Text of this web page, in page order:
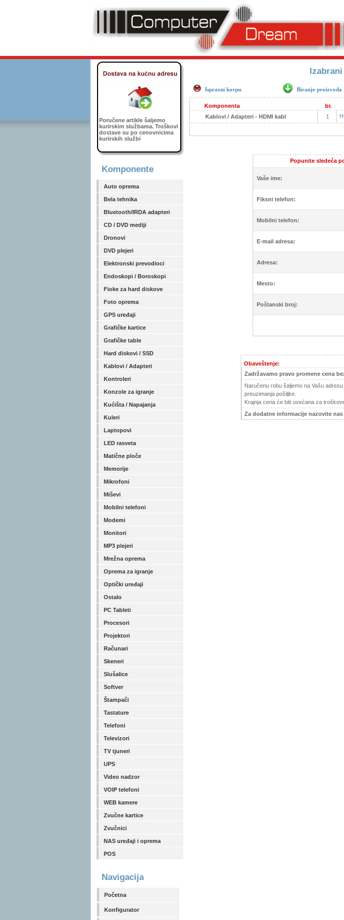
Poručene artikle šaljemo
kurirskim službama. Troškovi
dostave su po cenovnicima
kurirskih službi
Komponente
Auto oprema
Bela tehnika
Bluetooth/IRDA adapteri
CD / DVD mediji
Dronovi
DVD plejeri
Elektronski prevodioci
Endoskopi / Boroskopi
Fioke za hard diskove
Foto oprema
GPS uređaji
Grafičke kartice
Grafičke table
Hard diskovi / SSD
Kablovi / Adapteri
Kontroleri
Konzole za igranje
Kućišta / Napajanja
Kuleri
Laptopovi
LED rasveta
Matične ploče
Memorije
Mikrofoni
Miševi
Mobilni telefoni
Modemi
Monitori
MP3 plejeri
Mrežna oprema
Oprema za igranje
Optički uređaji
Ostalo
PC Tableti
Procesori
Projektori
Računari
Skeneri
Slušalice
Softver
Štampači
Tastature
Telefoni
Televizori
TV tjuneri
UPS
Video nadzor
VOIP telefoni
WEB kamere
Zvučne kartice
Zvučnici
NAS uređaji i oprema
POS
Navigacija
Početna
Konfigurator
Isprazni korpu Biranje proizvoda
Komponenta br.
Kablovi / Adapteri - HDMI kabl 1
Popunite sledeća
Vaše ime:
Fiksni telefon:
Mobilni telefon:
E-mail adresa:
Adresa:
Mesto:
Poštanski broj:
Obaveštenje:
Zadržavamo pravo promene cena
Naručenu robu šaljemo na Vašu
preuzimanja pošiljke.
Krajnja cena će biti uvećana za
Za dodatne informacije nazovite nas